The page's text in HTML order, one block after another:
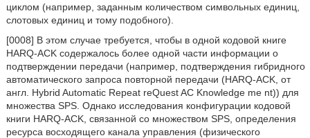
циклом (например, заданным количеством символьных единиц,
слотовых единиц и тому подобного).
[0008] В этом случае требуется, чтобы в одной кодовой книге
HARQ-ACK содержалось более одной части информации о
подтверждении передачи (например, подтверждения гибридного
автоматического запроса повторной передачи (HARQ-ACK, от
англ. Hybrid Automatic Repeat reQuest AC Knowledge me nt)) для
множества SPS. Однако исследования конфигурации кодовой
книги HARQ-ACK, связанной со множеством SPS, определения
ресурса восходящего канала управления (физического